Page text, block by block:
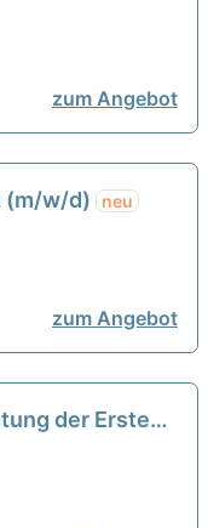
zum Angebot
(m/w/d)
neu
zum Angebot
der Ersten
d)